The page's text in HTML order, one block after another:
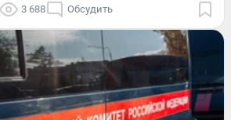
3 688 Обсудить